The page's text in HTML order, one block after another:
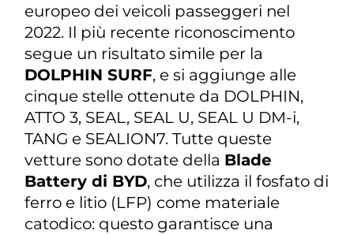
europeo dei veicoli passeggeri nel
2022. Il più recente riconoscimento
segue un risultato simile per la
DOLPHIN SURF, e si aggiunge alle
cinque stelle ottenute da DOLPHIN,
ATTO 3, SEAL, SEAL U, SEAL U DM-i,
TANG e SEALION7. Tutte queste
vetture sono dotate della Blade
Battery di BYD, che utilizza il fosfato di
ferro e litio (LFP) come materiale
catodico: questo garantisce una